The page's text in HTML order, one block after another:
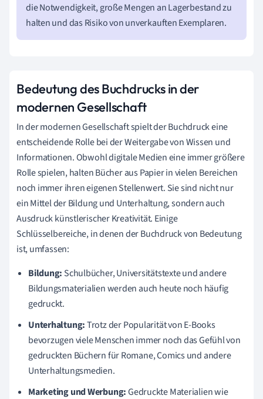
die Notwendigkeit, große Mengen an Lagerbestand zu
halten und das Risiko von unverkauften Exemplaren.
Bedeutung des Buchdrucks in der
modernen Gesellschaft
In der modernen Gesellschaft spielt der Buchdruck eine
entscheidende Rolle bei der Weitergabe von Wissen und
Informationen. Obwohl digitale Medien eine immer größere
Rolle spielen, halten Bücher aus Papier in vielen Bereichen
noch immer ihren eigenen Stellenwert. Sie sind nicht nur
ein Mittel der Bildung und Unterhaltung, sondern auch
Ausdruck künstlerischer Kreativität. Einige
Schlüsselbereiche, in denen der Buchdruck von Bedeutung
ist, umfassen:
Bildung: Schulbücher, Universitätstexte und andere
Bildungsmaterialien werden auch heute noch häufig
gedruckt.
Unterhaltung:Trotz der Popularität von E-Books
bevorzugen viele Menschen immer noch das Gefühl von
gedruckten Büchern für Romane, Comics und andere
Unterhaltungsmedien.
Marketing und Werbung:Gedruckte Materialien wie